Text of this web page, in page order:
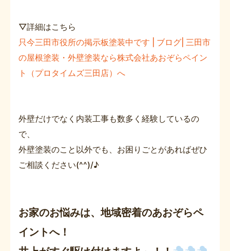
▽詳細はこちら
只今三田市役所の掲示板塗装中です | ブログ| 三田市
の屋根塗装・外壁塗装なら株式会社あおぞらペイン
ト（プロタイムズ三田店）へ
外壁だけでなく内装工事も数多く経験しているの
で、
外壁塗装のこと以外でも、お困りごとがあればぜひ
ご相談ください(^^)/♪
お家のお悩みは、地域密着のあおぞらペ
イントへ！